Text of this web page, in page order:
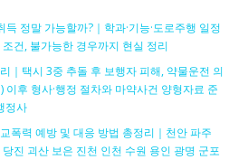
득 정말 가능할까?｜학과·기능·도로주행 일정
건, 불가능한 경우까지 현실 정리
｜택시 3중 추돌 후 보행자 피해, 약물운전 의
이후 형사·행정 절차와 마약사건 양형자료 준
정사
폭력 예방 및 대응 방법 총정리｜천안 파주
진 괴산 보은 진천 인천 수원 용인 광명 군포